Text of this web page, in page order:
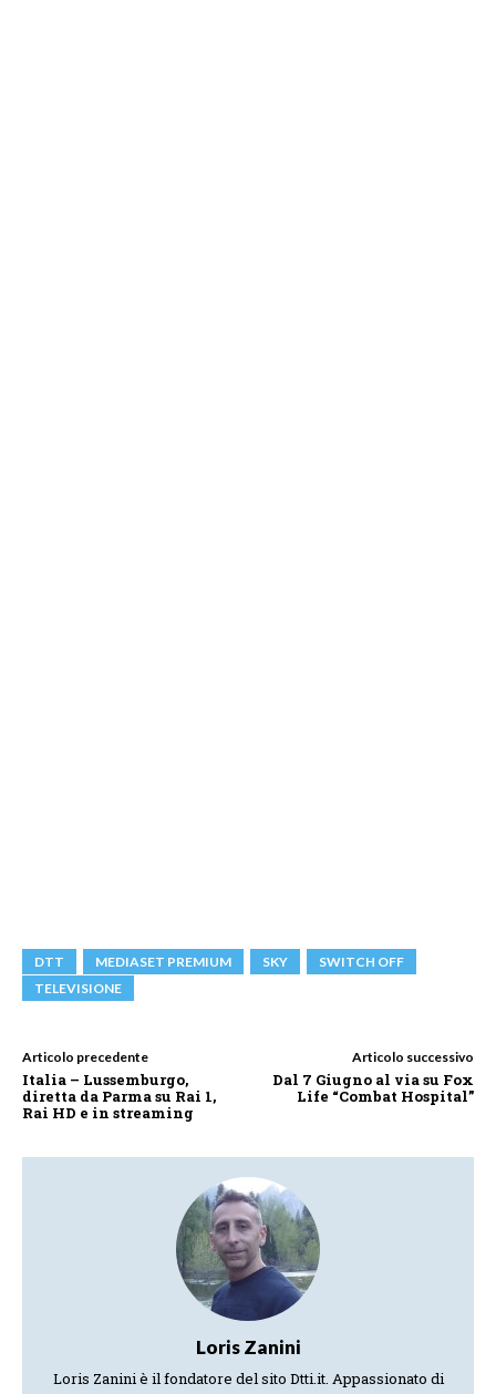
DTT MEDIASET PREMIUM SKY
SWITCH OFF
TELEVISIONE
Articolo precedente
Italia – Lussemburgo,
diretta da Parma su Rai 1,
Rai HD e in streaming
Articolo successivo
Dal 7 Giugno al via su Fox
Life “Combat Hospital”
Loris Zanini
Loris Zanini è il fondatore del sito Dtti.it. Appassionato di